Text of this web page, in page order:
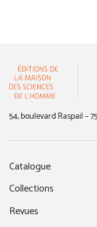
54, boulevard Raspail –
Catalogue
Collections
Revues